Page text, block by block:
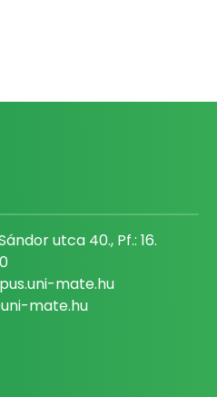
utca 40., Pf.: 16.
mate.hu
mate.hu